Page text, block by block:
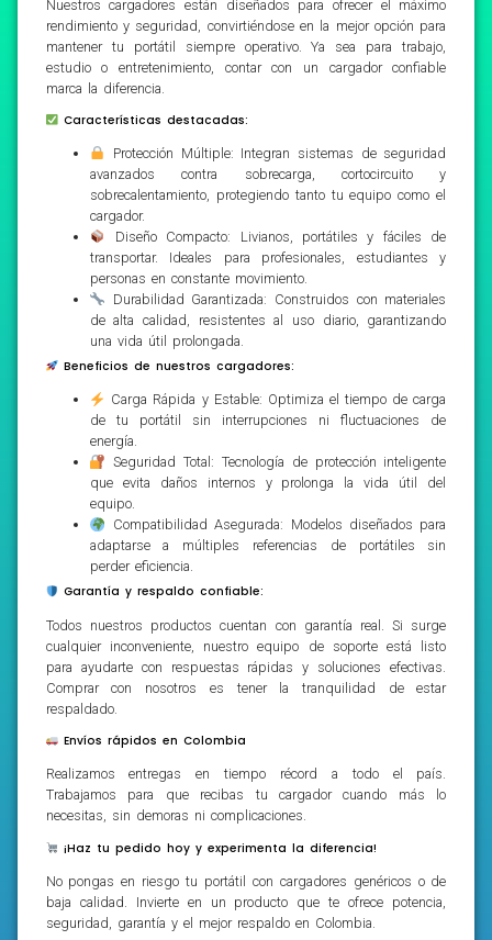
Nuestros cargadores están diseñados para ofrecer el máximo
rendimiento y seguridad, convirtiéndose en la mejor opción para
mantener tu portátil siempre operativo. Ya sea para trabajo,
estudio o entretenimiento, contar con un cargador confiable
marca la diferencia.
Características destacadas:
Protección Múltiple: Integran sistemas de seguridad
avanzados contra sobrecarga, cortocircuito y
sobrecalentamiento, protegiendo tanto tu equipo como el
cargador.
Diseño Compacto: Livianos, portátiles y fáciles de
transportar. Ideales para profesionales, estudiantes y
personas en constante movimiento.
Durabilidad Garantizada: Construidos con materiales
de alta calidad, resistentes al uso diario, garantizando
una vida útil prolongada.
Beneficios de nuestros cargadores:
Carga Rápida y Estable: Optimiza el tiempo de carga
de tu portátil sin interrupciones ni fluctuaciones de
energía.
Seguridad Total: Tecnología de protección inteligente
que evita daños internos y prolonga la vida útil del
equipo.
Compatibilidad Asegurada: Modelos diseñados para
adaptarse a múltiples referencias de portátiles sin
perder eficiencia.
Garantía y respaldo confiable:
Todos nuestros productos cuentan con garantía real. Si surge
cualquier inconveniente, nuestro equipo de soporte está listo
para ayudarte con respuestas rápidas y soluciones efectivas.
Comprar con nosotros es tener la tranquilidad de estar
respaldado.
Envíos rápidos en Colombia
Realizamos entregas en tiempo récord a todo el país.
Trabajamos para que recibas tu cargador cuando más lo
necesitas, sin demoras ni complicaciones.
¡Haz tu pedido hoy y experimenta la diferencia!
No pongas en riesgo tu portátil con cargadores genéricos o de
baja calidad. Invierte en un producto que te ofrece potencia,
seguridad, garantía y el mejor respaldo en Colombia.